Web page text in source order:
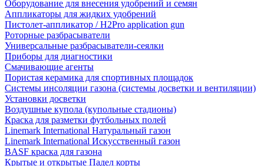
Оборудование для внесения удобрений и семян
Аппликаторы для жидких удобрений
Пистолет-аппликатор / H2Pro application gun
Роторные разбрасыватели
Универсальные разбрасыватели-сеялки
Приборы для диагностики
Смачивающие агенты
Пористая керамика для спортивных площадок
Системы инсоляции газона (системы досветки и вентиляции)
Установки досветки
Воздушные купола (купольные стадионы)
Краска для разметки футбольных полей
Linemark International Натуральный газон
Linemark International Искусственный газон
BASF краска для газона
Крытые и открытые Падел корты